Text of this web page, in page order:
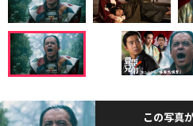
この写真